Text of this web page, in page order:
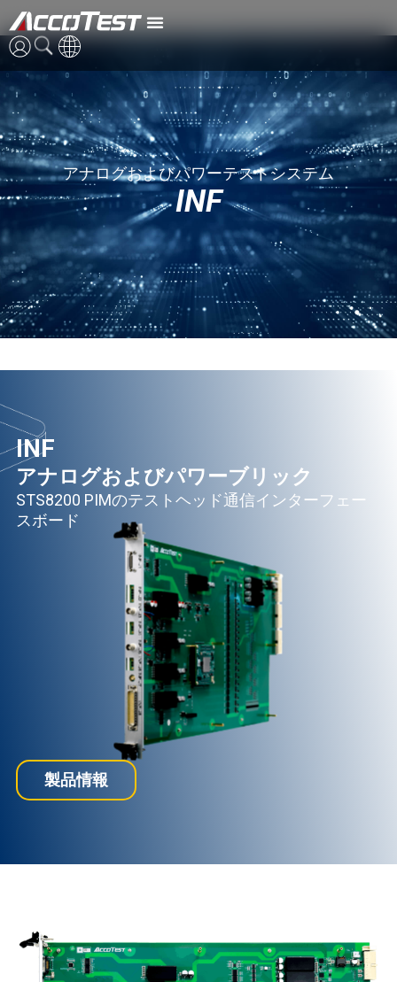
日本語
中国語
INF
アナログおよびパワーテストシステム
INF
INF
アナログおよびパワーブリック
STS8200 PIMのテストヘッド通信インターフェー
スボード
製品情報